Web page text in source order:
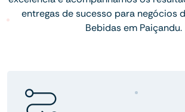
entregas de sucesso para negócios
Bebidas em Paiçandu.